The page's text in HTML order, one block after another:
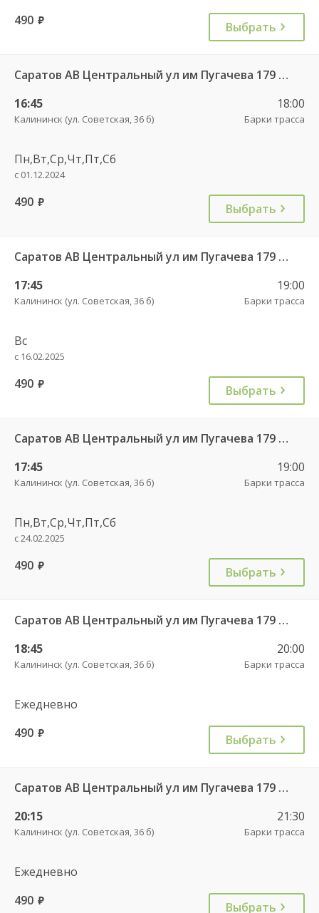
490 руб. Выбрать
Саратов АВ Центральный ул им Пугачева 179 А — Балашов (Привокзальная площадь 7) 603-1
16:45
Калининск (ул. Советская, 36 б)
18:00
Барки трасса
Пн,Вт,Ср,Чт,Пт,Сб
с 01.12.2024
490 руб. Выбрать
Саратов АВ Центральный ул им Пугачева 179 А — Романовка рп (ул Советская 116)
17:45
Калининск (ул. Советская, 36 б)
19:00
Барки трасса
Вс
с 16.02.2025
490 руб. Выбрать
Саратов АВ Центральный ул им Пугачева 179 А — Балашов (Привокзальная площадь 7) 603-1
17:45
Калининск (ул. Советская, 36 б)
19:00
Барки трасса
Пн,Вт,Ср,Чт,Пт,Сб
с 24.02.2025
490 руб. Выбрать
Саратов АВ Центральный ул им Пугачева 179 А — Балашов (Привокзальная площадь 7) 603-1
18:45
Калининск (ул. Советская, 36 б)
20:00
Барки трасса
Ежедневно
490 руб. Выбрать
Саратов АВ Центральный ул им Пугачева 179 А — Балашов (Привокзальная площадь 7) 603-1
20:15
Калининск (ул. Советская, 36 б)
21:30
Барки трасса
Ежедневно
490 руб. Выбрать